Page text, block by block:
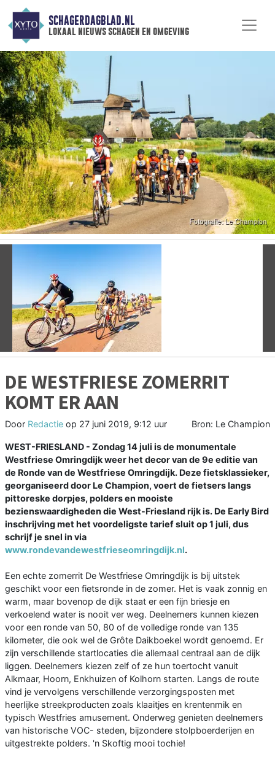
SCHAGERDAGBLAD.NL
lokaal nieuws schagen en omgeving
Vorige
DE WESTFRIESE ZOMERRIT
KOMT ER AAN
Door Redactie op 27 juni 2019, 9:12 uur Bron: Le Champion
WEST-FRIESLAND - Zondag 14 juli is de monumentale
Westfriese Omringdijk weer het decor van de 9e editie van
de Ronde van de Westfriese Omringdijk. Deze fietsklassieker,
georganiseerd door Le Champion, voert de fietsers langs
pittoreske dorpjes, polders en mooiste
bezienswaardigheden die West-Friesland rijk is. De Early Bird
inschrijving met het voordeligste tarief sluit op 1 juli, dus
schrijf je snel in via
www.rondevandewestfrieseomringdijk.nl.
Een echte zomerrit De Westfriese Omringdijk is bij uitstek
geschikt voor een fietsronde in de zomer. Het is vaak zonnig en
warm, maar bovenop de dijk staat er een fijn briesje en
verkoelend water is nooit ver weg. Deelnemers kunnen kiezen
voor een ronde van 50, 80 of de volledige ronde van 135
kilometer, die ook wel de Grôte Daikboekel wordt genoemd. Er
zijn verschillende startlocaties die allemaal centraal aan de dijk
liggen. Deelnemers kiezen zelf of ze hun toertocht vanuit
Alkmaar, Hoorn, Enkhuizen of Kolhorn starten. Langs de route
vind je vervolgens verschillende verzorgingsposten met
heerlijke streekproducten zoals klaaitjes en krentenmik en
typisch Westfries amusement. Onderweg genieten deelnemers
van historische VOC- steden, bijzondere stolpboerderijen en
uitgestrekte polders. 'n Skoftig mooi tochie!